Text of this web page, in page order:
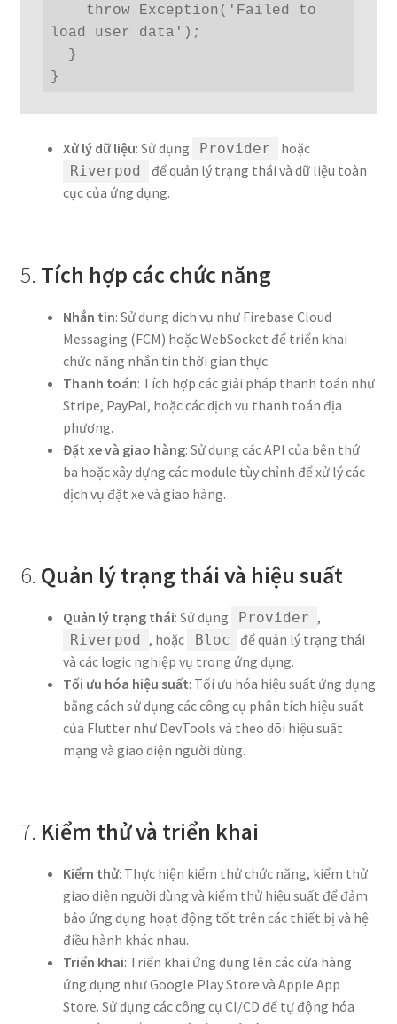
load user data');
}
Xử lý dữ liệu: Sử dụng Provider hoặc
Riverpod
để quản lý trạng thái và dữ liệu toàn
cục của ứng dụng.
5. Tích hợp các chức năng
Nhắn tin: Sử dụng dịch vụ như Firebase Cloud
Messaging (FCM) hoặc WebSocket để triển khai
chức năng nhắn tin thời gian thực.
Thanh toán: Tích hợp các giải pháp thanh toán như
Stripe, PayPal, hoặc các dịch vụ thanh toán địa
phương.
Đặt xe và giao hàng: Sử dụng các API của bên thứ
ba hoặc xây dựng các module tùy chỉnh để xử lý các
dịch vụ đặt xe và giao hàng.
6. Quản lý trạng thái và hiệu suất
Quản lý trạng thái: Sử dụng Provider ,
Riverpod , hoặc Bloc
để quản lý trạng thái
và các logic nghiệp vụ trong ứng dụng.
Tối ưu hóa hiệu suất: Tối ưu hóa hiệu suất ứng dụng
bằng cách sử dụng các công cụ phân tích hiệu suất
của Flutter như DevTools và theo dõi hiệu suất
mạng và giao diện người dùng.
7. Kiểm thử và triển khai
Kiểm thử: Thực hiện kiểm thử chức năng, kiểm thử
giao diện người dùng và kiểm thử hiệu suất để đảm
bảo ứng dụng hoạt động tốt trên các thiết bị và hệ
điều hành khác nhau.
Triển khai: Triển khai ứng dụng lên các cửa hàng
ứng dụng như Google Play Store và Apple App
Store. Sử dụng các công cụ CI/CD để tự động hóa